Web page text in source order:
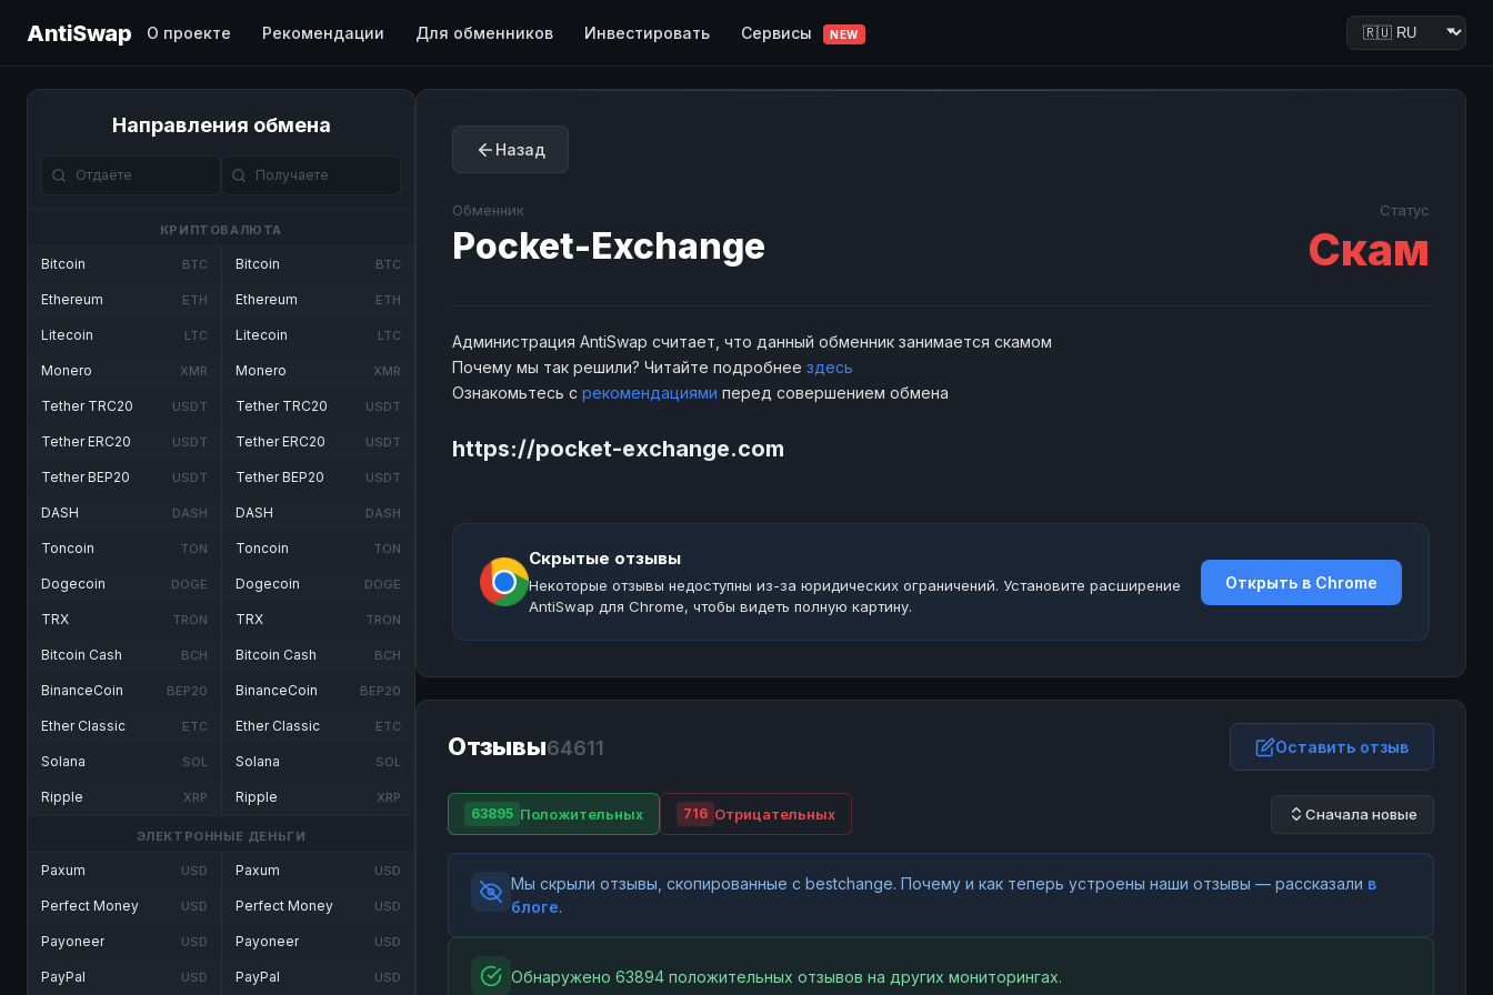
AntiSwap О проекте Рекомендации Для обменников Инвестировать Сервисы NEW
Направления обмена
КРИПТОВАЛЮТА
Bitcoin BTC
Ethereum ETH
Litecoin LTC
Monero XMR
Tether TRC20 USDT
Tether ERC20 USDT
Tether BEP20 USDT
DASH DASH
Toncoin TON
Dogecoin DOGE
TRX TRON
Bitcoin Cash BCH
BinanceCoin BEP20
Ether Classic ETC
Solana SOL
Ripple XRP
Bitcoin BTC
Ethereum ETH
Litecoin LTC
Monero XMR
Tether TRC20 USDT
Tether ERC20 USDT
Tether BEP20 USDT
DASH DASH
Toncoin TON
Dogecoin DOGE
TRX TRON
Bitcoin Cash BCH
BinanceCoin BEP20
Ether Classic ETC
Solana SOL
Ripple XRP
ЭЛЕКТРОННЫЕ ДЕНЬГИ
Paxum USD
Perfect Money USD
Payoneer USD
PayPal USD
Paxum USD
Perfect Money USD
Payoneer USD
PayPal USD
Назад
Обменник
Pocket-Exchange
Статус
Скам
Администрация AntiSwap считает, что данный обменник занимается скамом
Почему мы так решили? Читайте подробнее здесь
Ознакомьтесь с рекомендациями перед совершением обмена
https://pocket-exchange.com
Скрытые отзывы
Некоторые отзывы недоступны из-за юридических ограничений. Установите расширение
AntiSwap для Chrome, чтобы видеть полную картину.
Открыть в Chrome
Отзывы64611 Оставить отзыв
63895 Положительных 716 Отрицательных Сначала новые
Мы скрыли отзывы, скопированные с bestchange. Почему и как теперь устроены наши отзывы — рассказали в
блоге.
Обнаружено 63894 положительных отзывов на других мониторингах.